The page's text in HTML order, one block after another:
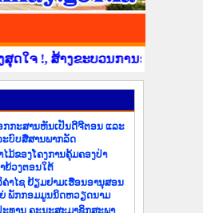
ສ້າງຂະບວນການຂໍ່ານັບຮັບຕ້ອນ ວັນ
ກກະສານຫັນເປັນດີຈີຕອນ ແລະ
ບົບສື່ສານພາກລັດ
ມ້ຂອງໂຄງການຄຸ້ມຄອງປ່າ
ຍ້ວງຕອນໃຕ້
ຳໄຊ ຢ້ຽມຢາມເຮືອນອານຸສອນ
ພັກກອມມູນນິດຫວຽດນາມ
ະທານ ຄະນະສະມາຊິກສະພາ